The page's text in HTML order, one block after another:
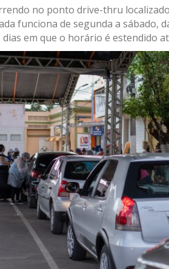
no ponto drive-thru
funciona de segunda a sábado,
em que o horário é estendido